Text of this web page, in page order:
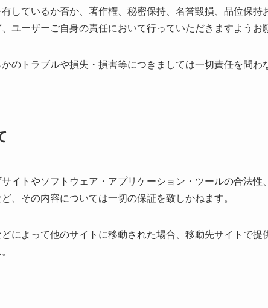
しているか否か、著作権、秘密保持、名誉毀損、品位保持
ユーザーご自身の責任において行っていただきますようお
のトラブルや損失・損害等につきましては一切責任を問わ
イトやソフトウェア・アプリケーション・ツールの合法性
、その内容については一切の保証を致しかねます。
によって他のサイトに移動された場合、移動先サイトで提